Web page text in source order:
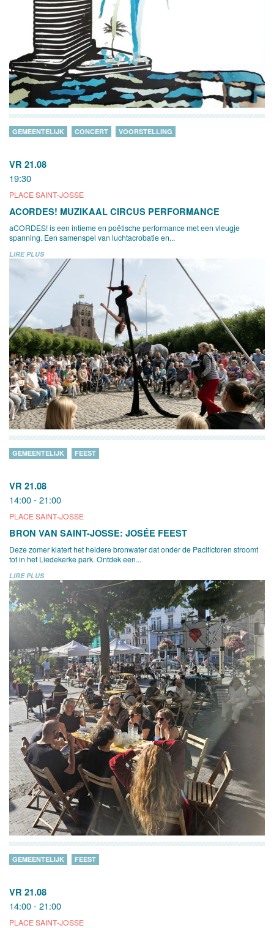
VR 21.08
19:30
PLACE SAINT-JOSSE
GEMEENTELIJK CONCERT VOORSTELLING
ACORDES! MUZIKAAL CIRCUS PERFORMANCE
aCORDES! is een intieme en poëtische performance met een vleugje
spanning. Een samenspel van luchtacrobatie en...
LIRE PLUS
VR 21.08
14:00 - 21:00
PLACE SAINT-JOSSE
GEMEENTELIJK FEEST
BRON VAN SAINT-JOSSE: JOSÉE FEEST
Deze zomer klatert het heldere bronwater dat onder de Pacifictoren stroomt
tot in het Liedekerke park. Ontdek een...
LIRE PLUS
VR 21.08
14:00 - 21:00
PLACE SAINT-JOSSE
GEMEENTELIJK FEEST